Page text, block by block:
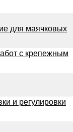
для маячковых
с крепежным
и регулировки